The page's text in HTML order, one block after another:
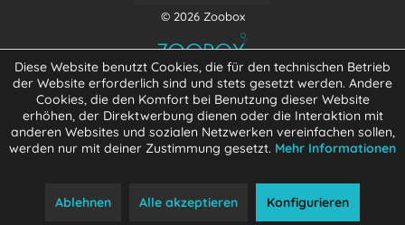
© 2026 Zoobox
Diese Website benutzt Cookies, die für den technischen Betrieb
der Website erforderlich sind und stets gesetzt werden. Andere
Cookies, die den Komfort bei Benutzung dieser Website
erhöhen, der Direktwerbung dienen oder die Interaktion mit
anderen Websites und sozialen Netzwerken vereinfachen sollen,
werden nur mit deiner Zustimmung gesetzt. Mehr Informationen
Ablehnen Alle akzeptieren Konfigurieren